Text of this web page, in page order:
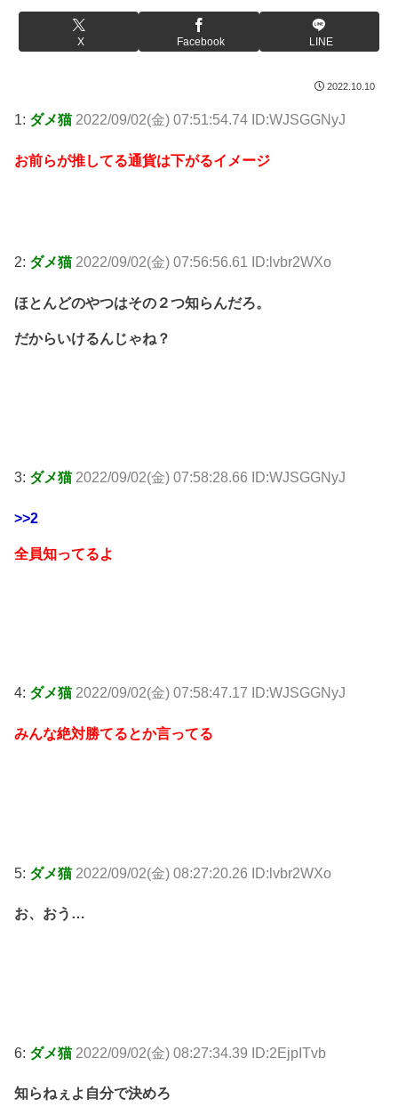
X Facebook LINE
2022.10.10
1: ダメ猫 2022/09/02(金) 07:51:54.74 ID:WJSGGNyJ
お前らが推してる通貨は下がるイメージ
2: ダメ猫 2022/09/02(金) 07:56:56.61 ID:lvbr2WXo
ほとんどのやつはその２つ知らんだろ。
だからいけるんじゃね？
3: ダメ猫 2022/09/02(金) 07:58:28.66 ID:WJSGGNyJ
>>2
全員知ってるよ
4: ダメ猫 2022/09/02(金) 07:58:47.17 ID:WJSGGNyJ
みんな絶対勝てるとか言ってる
5: ダメ猫 2022/09/02(金) 08:27:20.26 ID:lvbr2WXo
お、おう…
6: ダメ猫 2022/09/02(金) 08:27:34.39 ID:2EjpITvb
知らねぇよ自分で決めろ